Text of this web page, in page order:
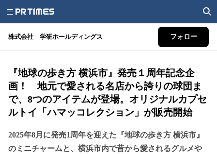
株式会社 学研ホールディングス フォロー
『地球の歩き方 横浜市』発売１周年記念企
画！ 地元で愛される名店から誇りの球団ま
で、8つのアイテムが登場。オリジナルカプセ
ルトイ「ハマッコレクション」が販売開始
2025年8月に発売1周年を迎えた『地球の歩き方 横浜市』
のミニチャームと、横浜市内で昔から愛されるグルメや